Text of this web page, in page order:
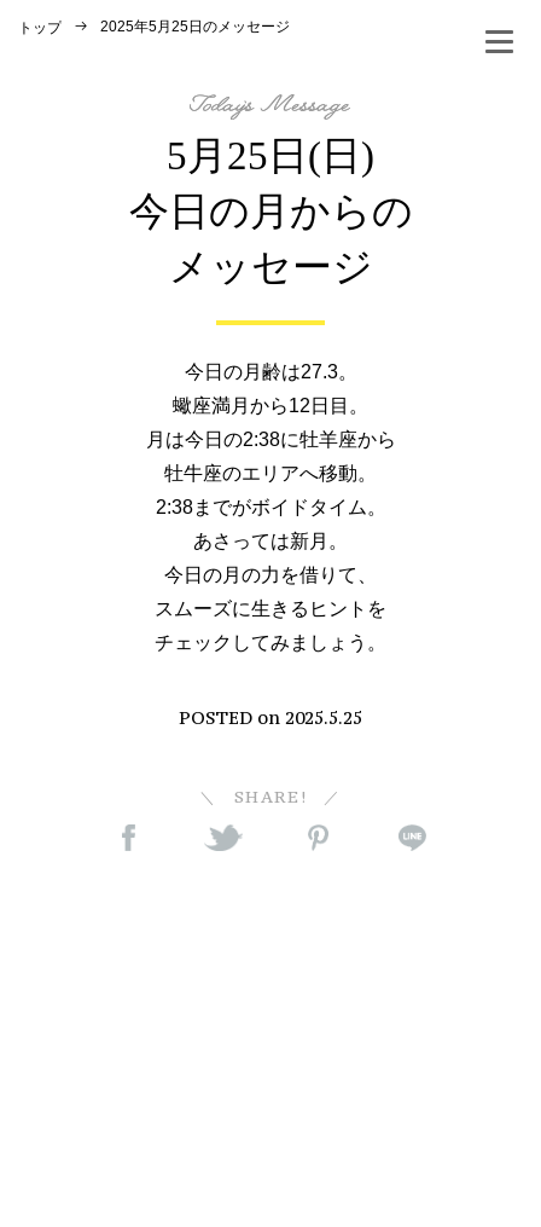
トップ 2025年5月25日のメッセージ
5月25日(日)
今日の月からの
メッセージ
今日の月齢は27.3。
蠍座満月から12日目。
月は今日の2:38に牡羊座から
牡牛座のエリアへ移動。
2:38までがボイドタイム。
あさっては新月。
今日の月の力を借りて、
スムーズに生きるヒントを
チェックしてみましょう。
POSTED on 2025.5.25
SHARE!